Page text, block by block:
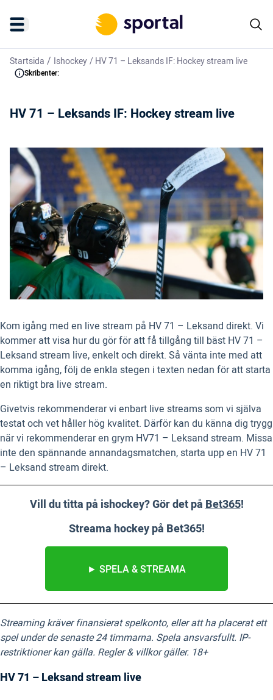
Startsida / Ishockey/HV 71 – Leksands IF: Hockey stream live
Skribenter:
HV 71 – Leksands IF: Hockey stream live
Kom igång med en live stream på HV 71 – Leksand direkt. Vi
kommer att visa hur du gör för att få tillgång till bäst HV 71 –
Leksand stream live, enkelt och direkt. Så vänta inte med att
komma igång, följ de enkla stegen i texten nedan för att starta
en riktigt bra live stream.
Givetvis rekommenderar vi enbart live streams som vi själva
testat och vet håller hög kvalitet. Därför kan du känna dig trygg
när vi rekommenderar en grym HV71 – Leksand stream. Missa
inte den spännande annandagsmatchen, starta upp en HV 71
– Leksand stream direkt.
Vill du titta på ishockey? Gör det påBet365!
Streama hockey på Bet365!
► SPELA & STREAMA
Streaming kräver finansierat spelkonto, eller att ha placerat ett
spel under de senaste 24 timmarna. Spela ansvarsfullt. IP-
restriktioner kan gälla. Regler & villkor gäller. 18+
HV 71 – Leksand stream live